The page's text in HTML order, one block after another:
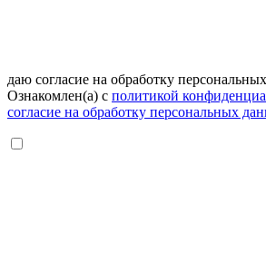
даю согласие на обработку
Ознакомлен(а) с политикой
согласие на обработку персональных